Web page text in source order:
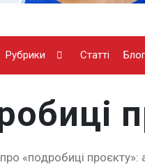
Рубрики Статті
«подробиці проєкту»: